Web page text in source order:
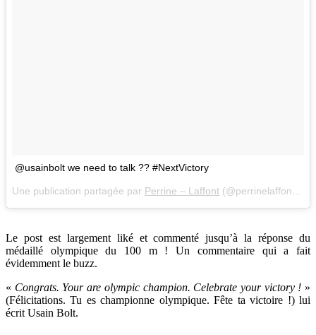
@usainbolt we need to talk ?? #NextVictory
Une publication partagée par Perrine – Laffont (@perrinelaffont) le
Le post est largement liké et commenté jusqu’à la réponse du
médaillé olympique du 100 m ! Un commentaire qui a fait
évidemment le buzz.
« Congrats. Your are olympic champion. Celebrate your victory ! »
(Félicitations. Tu es championne olympique. Fête ta victoire !) lui
écrit Usain Bolt.